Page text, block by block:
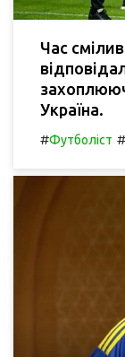
Час
Україна.
#Футболіст #